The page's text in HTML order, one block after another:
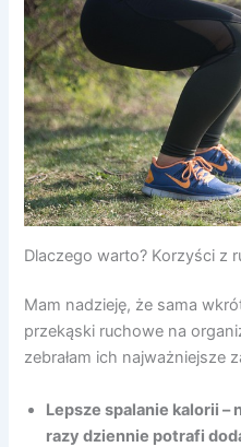
Dlaczego warto? Korzyści z
Mam nadzieję, że sama
przekąski ruchowe na
zebrałam ich najważniejsze
Lepsze spalanie kalorii –
razy dziennie potrafi